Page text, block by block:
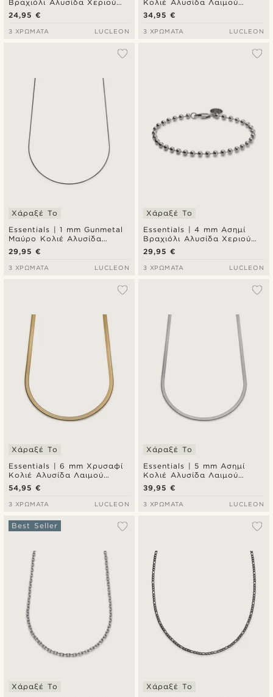
Βραχιόλι Αλυσίδα Χεριού
Snake Chain
24,95 €
3 ΧΡΏΜΑΤΑ LUCLEON
Κολιέ Αλυσίδα Λαιμού
Snake Chain
34,95 €
3 ΧΡΏΜΑΤΑ LUCLEON
Essentials | 1 mm Gunmetal
Μαύρο Κολιέ Αλυσίδα
Λαιμού Snake Chain
Χάραξέ Το
29,95 €
3 ΧΡΏΜΑΤΑ LUCLEON
Essentials | 4 mm Ασημί
Βραχιόλι Αλυσίδα Χεριού
Ball Chain
Χάραξέ Το
29,95 €
3 ΧΡΏΜΑΤΑ LUCLEON
Essentials | 6 mm Χρυσαφί
Κολιέ Αλυσίδα Λαιμού
Ψαροκόκκαλο
Χάραξέ Το
54,95 €
3 ΧΡΏΜΑΤΑ LUCLEON
Essentials | 5 mm Ασημί
Κολιέ Αλυσίδα Λαιμού
Ψαροκόκκαλο
Χάραξέ Το
39,95 €
3 ΧΡΏΜΑΤΑ LUCLEON
Best Seller
Χάραξέ Το Χάραξέ Το